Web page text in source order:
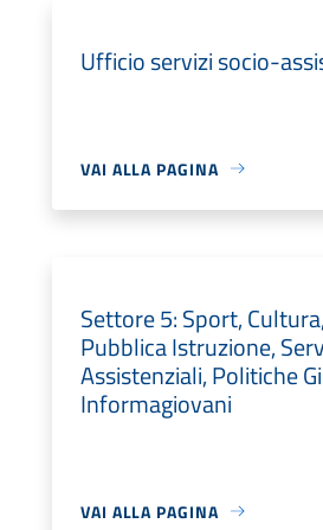
Ufficio servizi socio-
VAI ALLA PAGINA
Settore 5: Sport,
Pubblica Istruzione,
Assistenziali, Politiche
Informagiovani
VAI ALLA PAGINA